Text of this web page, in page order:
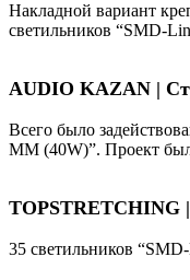
Накладной вариант
светильников “SMD-
AUDIO KAZAN |
Всего было
ММ (40W)”. Проект был
TOPSTRETCHING
35 светильников